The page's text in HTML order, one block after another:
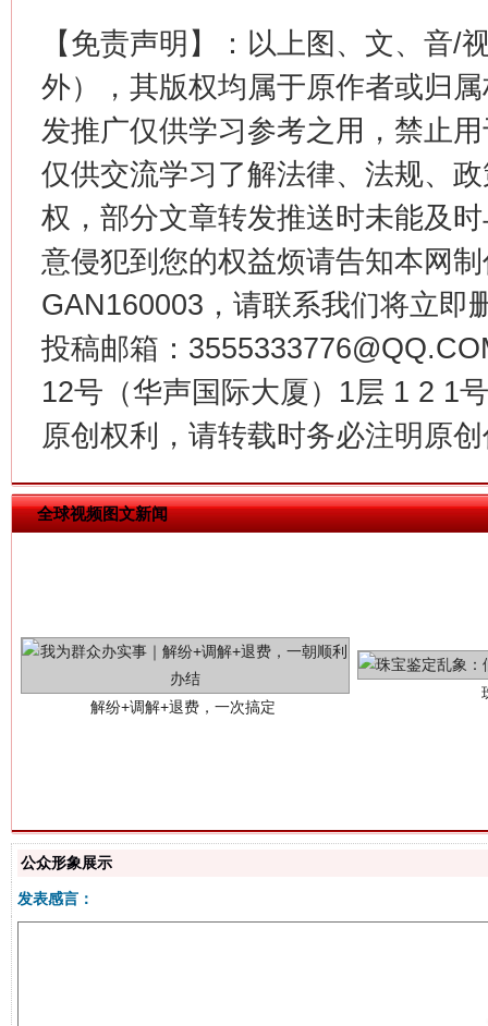
【免责声明】：以上图、文、音/
外），其版权均属于原作者或归
发推广仅供学习参考之用，禁止
仅供交流学习了解法律、法规、
权，部分文章转发推送时未能及
意侵犯到您的权益烦请告知本网
GAN160003，请联系我们将立即
投稿邮箱：
12号（华声国际大厦）1层 1 2 1
原创权利，请转载时务必注明原
全球视频图文新闻
揭批美国五大"原罪" "炒
站台名比不上好声名
公众形象展示
发表感言：